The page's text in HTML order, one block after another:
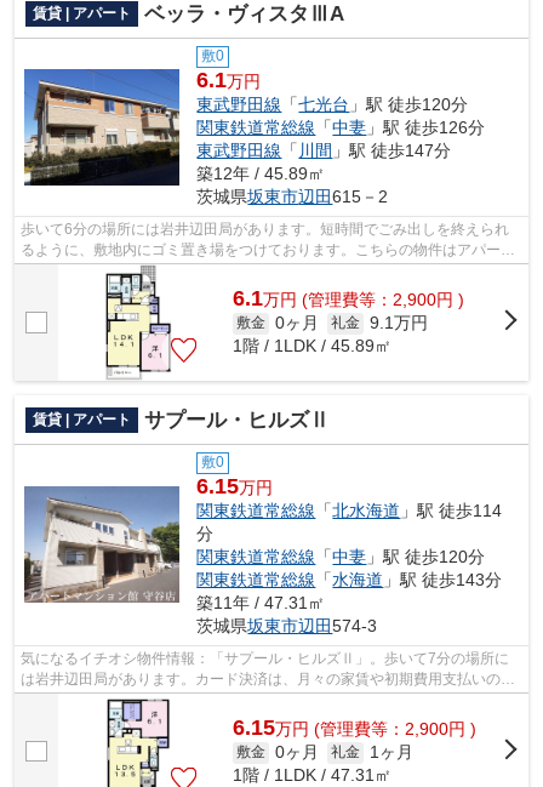
賃貸 | アパート ベッラ・ヴィスタⅢA
敷0
6.1万円
東武野田線 「七光台 」駅 徒歩120分
関東鉄道常総線 「中妻 」駅 徒歩126分
東武野田線 「 川間 」駅 徒歩147分
築12年 / 45.89㎡
茨城県坂東市辺田615－2
歩いて6分の場所には岩井辺田局があります。短時間でごみ出しを終えられ
るように、敷地内にゴミ置き場をつけております。こちらの物件はアパート
です。通風良好なアパートはいつでも気...
6.1万円 (管理費等：2,900円 )
敷金 0ヶ月 礼金 9.1万円
1階 / 1LDK / 45.89㎡
賃貸 | アパート サプール・ヒルズⅡ
敷0
6.15万円
関東鉄道常総線 「北水海道 」駅 徒歩114
分
関東鉄道常総線 「中妻 」駅 徒歩120分
関東鉄道常総線 「水海道 」駅 徒歩143分
築11年 / 47.31㎡
茨城県坂東市辺田574-3
気になるイチオシ物件情報：「サプール・ヒルズⅡ」。歩いて7分の場所に
は岩井辺田局があります。カード決済は、月々の家賃や初期費用支払いのわ
ずらわしさを解消してくれます。あると...
6.15万円 (管理費等：2,900円 )
敷金 0ヶ月 礼金
1ヶ月
1階 / 1LDK / 47.31㎡